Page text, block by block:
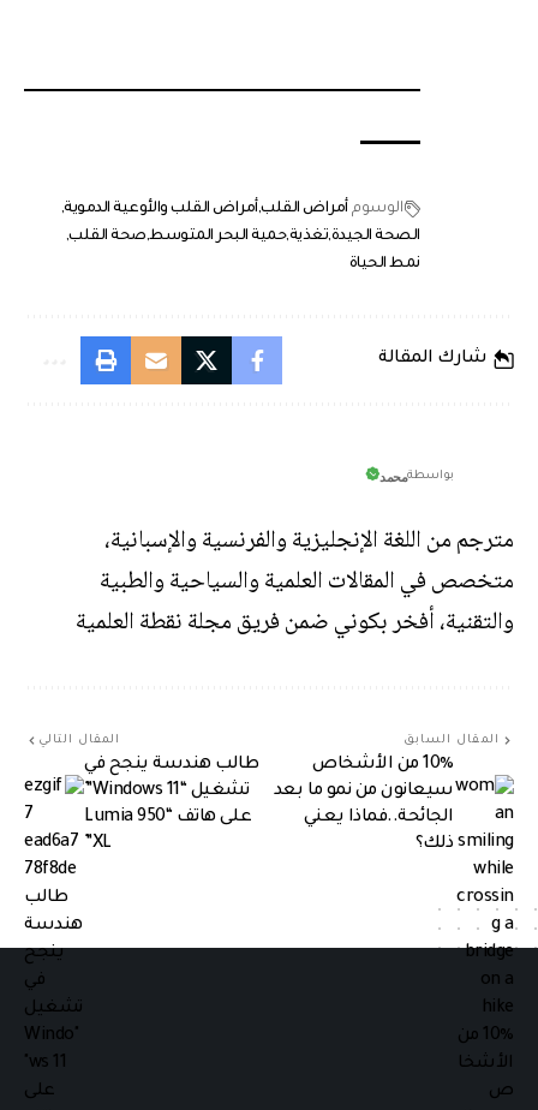
الوسوم أمراض القلب أمراض القلب والأوعية الدموية
الصحة الجيدةتغذيةحمية البحر المتوسط صحة القلب
نمط الحياة
شارك المقالة
بواسطةمحمد
مترجم من اللغة الإنجليزية والفرنسية والإسبانية،
متخصص في المقالات العلمية والسياحية والطبية
والتقنية، أفخر بكوني ضمن فريق مجلة نقطة العلمية
المقال السابق
10٪ من الأشخاص
سيعانون من نمو ما بعد
الجائحة..فماذا يعني
ذلك؟
المقال التالي
طالب هندسة ينجح في
تشغيل “Windows 11”
على هاتف “Lumia 950
XL”